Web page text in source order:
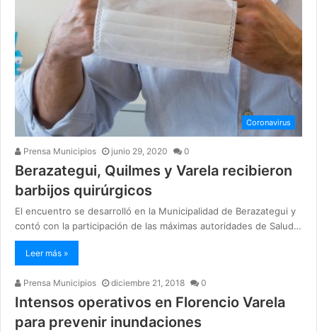
Coronavirus
Prensa Municipios junio 29, 2020 0
Berazategui, Quilmes y Varela recibieron
barbijos quirúrgicos
El encuentro se desarrolló en la Municipalidad de Berazategui y
contó con la participación de las máximas autoridades de Salud…
Leer más »
Prensa Municipios diciembre 21, 2018 0
Intensos operativos en Florencio Varela
para prevenir inundaciones